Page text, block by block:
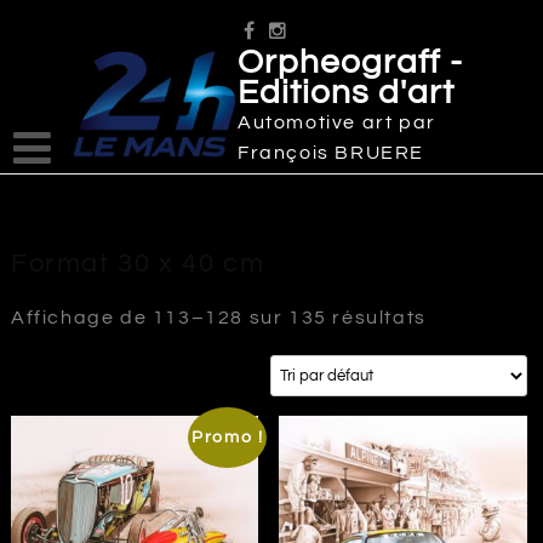
Orpheograff -
Editions d'art
Automotive art par
François BRUERE
Affichage de 113–128 sur 135 résultats
Promo !